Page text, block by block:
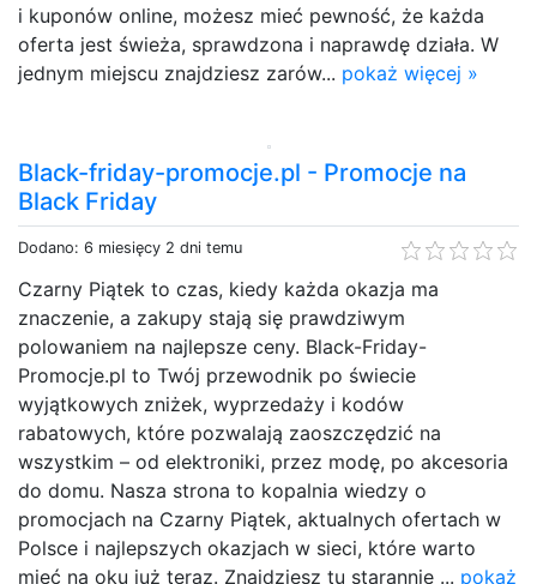
i kuponów online, możesz mieć pewność, że każda
oferta jest świeża, sprawdzona i naprawdę działa. W
jednym miejscu znajdziesz zarów... pokaż więcej »
Black-friday-promocje.pl - Promocje na
Black Friday
Dodano: 6 miesięcy 2 dni temu
Czarny Piątek to czas, kiedy każda okazja ma
znaczenie, a zakupy stają się prawdziwym
polowaniem na najlepsze ceny. Black-Friday-
Promocje.pl to Twój przewodnik po świecie
wyjątkowych zniżek, wyprzedaży i kodów
rabatowych, które pozwalają zaoszczędzić na
wszystkim – od elektroniki, przez modę, po akcesoria
do domu. Nasza strona to kopalnia wiedzy o
promocjach na Czarny Piątek, aktualnych ofertach w
Polsce i najlepszych okazjach w sieci, które warto
mieć na oku już teraz. Znajdziesz tu starannie ... pokaż